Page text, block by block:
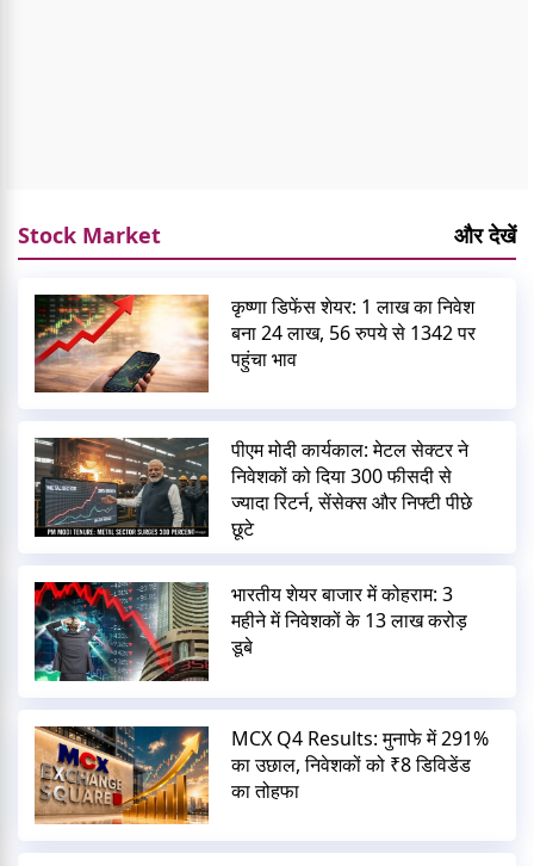
Stock Market और देखें
कृष्णा डिफेंस शेयर: 1 लाख का निवेश
बना 24 लाख, 56 रुपये से 1342 पर
पहुंचा भाव
पीएम मोदी कार्यकाल: मेटल सेक्टर ने
निवेशकों को दिया 300 फीसदी से
ज्यादा रिटर्न, सेंसेक्स और निफ्टी पीछे
छूटे
भारतीय शेयर बाजार में कोहराम: 3
महीने में निवेशकों के 13 लाख करोड़
डूबे
MCX Q4 Results: मुनाफे में 291%
का उछाल, निवेशकों को ₹8 डिविडेंड
का तोहफा